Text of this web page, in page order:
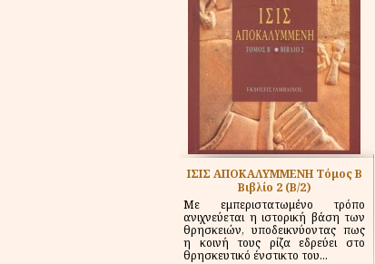
ΙΣΙΣ ΑΠΟΚΑΛΥΜΜΕΝΗ Τόμος Β
Βιβλίο 2 (Β/2)
Με εμπεριστατωμένο τρόπο
ανιχνεύεται η ιστορική βάση των
θρησκειών, υποδεικνύοντας πως
η κοινή τους ρίζα εδρεύει στο
θρησκευτικό ένστικτο του...